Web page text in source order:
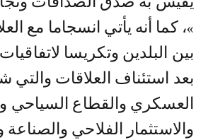
»، كما أنه يأتي انسجاما مع
بين البلدين وتكريسا لاتفاقيات
بعد استئناف العلاقات والتي
العسكري والقطاع السياحي
والاستثمار الفلاحي والصناعة